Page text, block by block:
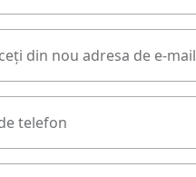
din nou adresa de e-mail
telefon